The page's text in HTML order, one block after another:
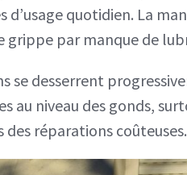
d’usage quotidien. La
grippe par manque de
se desserrent
au niveau des gonds,
des réparations coûteuses.